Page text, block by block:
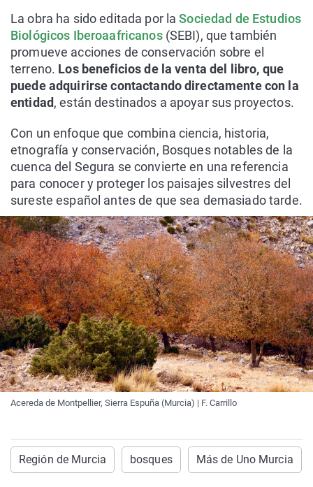
La obra ha sido editada por laSociedad de Estudios
Biológicos Iberoaafricanos(SEBI), que también
promueve acciones de conservación sobre el
terreno. Los beneficios de la venta del libro, que
puede adquirirse contactando directamente con la
entidad, están destinados a apoyar sus proyectos.
Con un enfoque que combina ciencia, historia,
etnografía y conservación, Bosques notables de la
cuenca del Segura se convierte en una referencia
para conocer y proteger los paisajes silvestres del
sureste español antes de que sea demasiado tarde.
Acereda de Montpellier, Sierra Espuña (Murcia) | F. Carrillo
Región de Murcia bosques Más de Uno Murcia